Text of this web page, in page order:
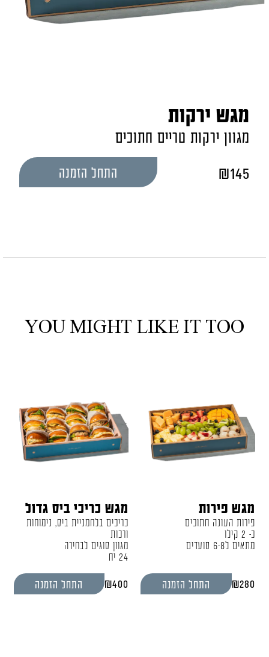
מגש ירקות
מגוון ירקות טריים חתוכים
145
₪ התחל הזמנה
YOU MIGHT LIKE IT TOO
מגש פירות
פירות העונה חתוכים
כ- 2 קילו
מתאים ל6-8 סועדים
280
₪ התחל הזמנה
מגש כריכי ביס גדול
כריכים בלחמניית ביס, נימוחות
ורכות
מגוון סוגים לבחירה
24 יח
400
₪ התחל הזמנה